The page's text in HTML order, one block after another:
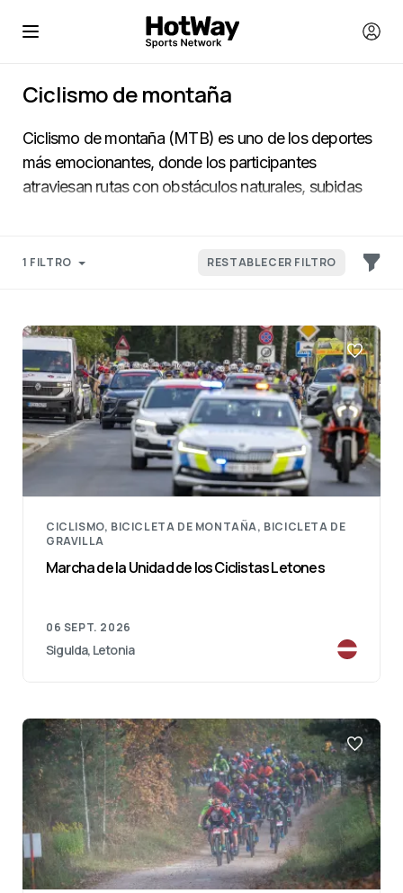
Ciclismo de montaña
Ciclismo de montaña (MTB) es uno de los deportes
más emocionantes, donde los participantes
atraviesan rutas con obstáculos naturales, subidas
downhill y bike cross, y requiere una excelente
1 FILTRO RESTABLECER FILTRO
CICLISMO, BICICLETA DE MONTAÑA, BICICLETA DE
GRAVILLA
Marcha de la Unidad de los Ciclistas Letones
06 SEPT. 2026
Sigulda, Letonia